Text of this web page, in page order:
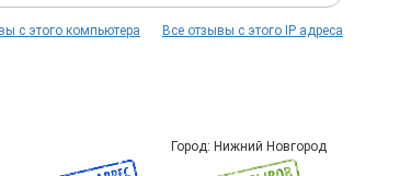
Все отзывы с этого IP адреса
с этого компьютера
Город: Нижний Новгород